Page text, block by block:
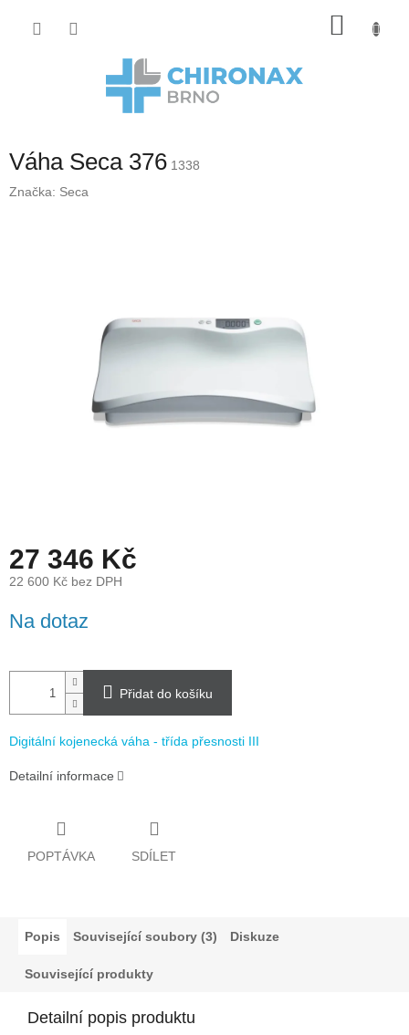
Váha Seca 376 1338
Značka: Seca
27 346 Kč
22 600 Kč bez DPH
cena:
Na dotaz
Přidat do košíku
Digitální kojenecká váha - třída přesnosti III
Detailní informace
POPTÁVKA SDÍLET
Popis Související soubory (3) Diskuze
Související produkty
Detailní popis produktu